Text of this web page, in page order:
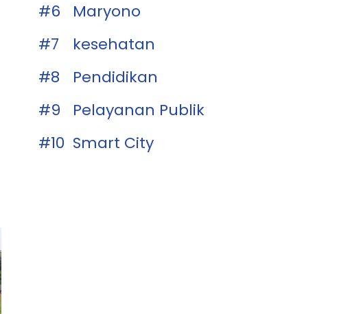
#6
Maryono
#7
kesehatan
#8
Pendidikan
#9
Pelayanan Publik
#10 Smart City